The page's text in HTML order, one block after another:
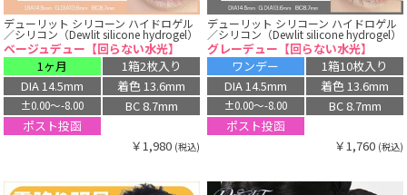
デューリット シリコーン ハイドロゲル
／シリコン（Dewlit silicone hydrogel）
ベージュデュー【回らない水光】
1ヶ月
1箱2枚入り
DIA 14.5mm
着色 13.6mm
±0.00〜-8.00
BC 8.7mm
ポスト投函
￥1,980 (税込)
デューリット シリコーン ハイドロゲル
／シリコン（Dewlit silicone hydrogel）
グレーデュー【回らない水光】
ワンデー
1箱10枚入り
DIA 14.5mm
着色 13.6mm
±0.00〜-8.00
BC 8.7mm
ポスト投函
￥1,760 (税込)